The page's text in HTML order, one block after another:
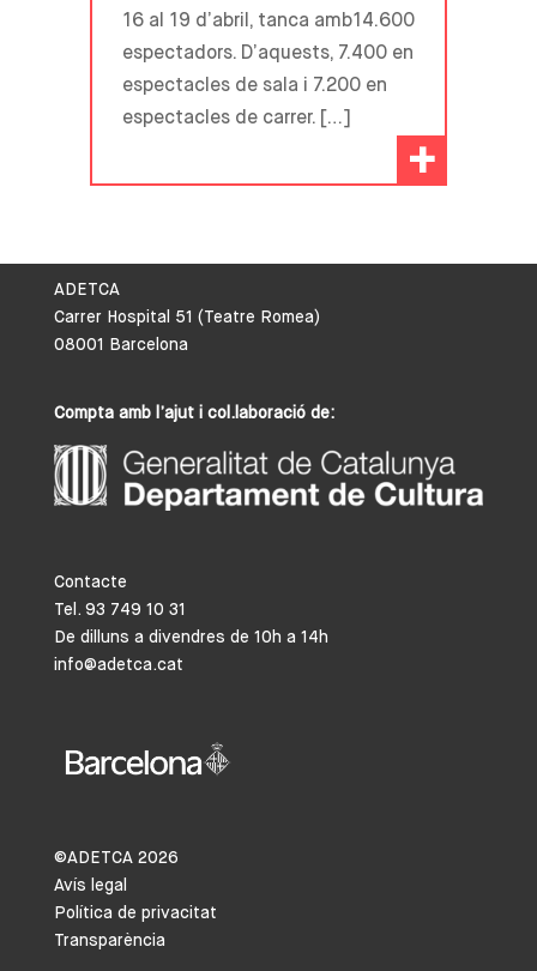
16 al 19 d’abril, tanca amb14.600
espectadors. D’aquests, 7.400 en
espectacles de sala i 7.200 en
espectacles de carrer. […]
+
ADETCA
Carrer Hospital 51 (Teatre Romea)
08001 Barcelona
Compta amb l’ajut i col.laboració de:
Contacte
Tel. 93 749 10 31
De dilluns a divendres de 10h a 14h
info@adetca.cat
©ADETCA 2026
Avís legal
Política de privacitat
Transparència